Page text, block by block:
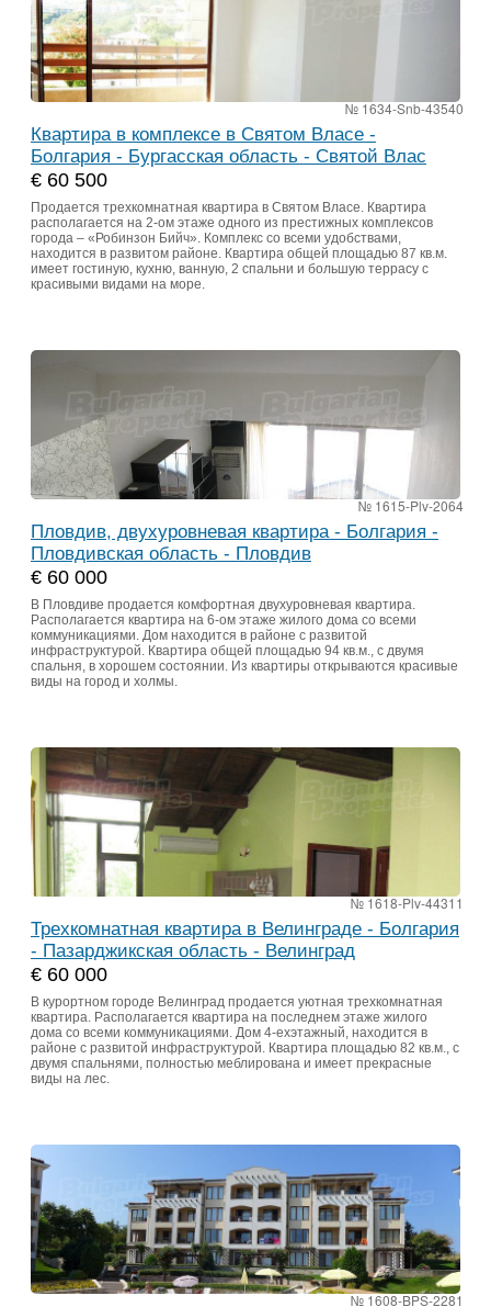
№ 1634-Snb-43540
Квартира в комплексе в Святом Власе -
Болгария - Бургасская область - Святой Влас
€ 60 500
Продается трехкомнатная квартира в Святом Власе. Квартира
располагается на 2-ом этаже одного из престижных комплексов
города – «Робинзон Бийч». Комплекс со всеми удобствами,
находится в развитом районе. Квартира общей площадью 87 кв.м.
имеет гостиную, кухню, ванную, 2 спальни и большую террасу с
красивыми видами на море.
№ 1615-Plv-2064
Пловдив, двухуровневая квартира - Болгария -
Пловдивская область - Пловдив
€ 60 000
В Пловдиве продается комфортная двухуровневая квартира.
Располагается квартира на 6-ом этаже жилого дома со всеми
коммуникациями. Дом находится в районе с развитой
инфраструктурой. Квартира общей площадью 94 кв.м., с двумя
спальня, в хорошем состоянии. Из квартиры открываются красивые
виды на город и холмы.
№ 1618-Plv-44311
Трехкомнатная квартира в Велинграде - Болгария
- Пазарджикская область - Велинград
€ 60 000
В курортном городе Велинград продается уютная трехкомнатная
квартира. Располагается квартира на последнем этаже жилого
дома со всеми коммуникациями. Дом 4-ехэтажный, находится в
районе с развитой инфраструктурой. Квартира площадью 82 кв.м., с
двумя спальнями, полностью меблирована и имеет прекрасные
виды на лес.
№ 1608-BPS-2281